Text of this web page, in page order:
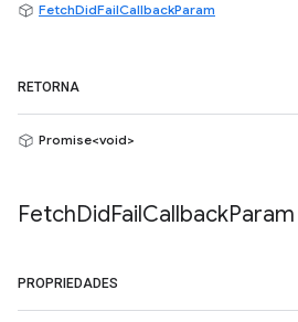
FetchDidFailCallbackParam
RETORNA
Promise<void>
FetchDidFailCallbackParam
PROPRIEDADES